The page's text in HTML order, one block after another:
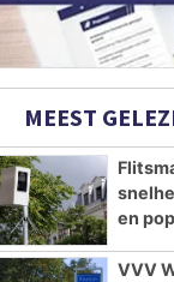
MEEST
en
VVV